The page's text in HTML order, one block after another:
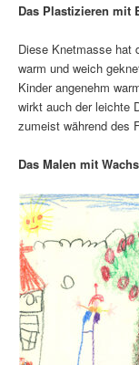
Das Plastizieren mit
Diese Knetmasse hat
warm und weich
Kinder angenehm
wirkt auch der leichte
zumeist während des
Das Malen mit